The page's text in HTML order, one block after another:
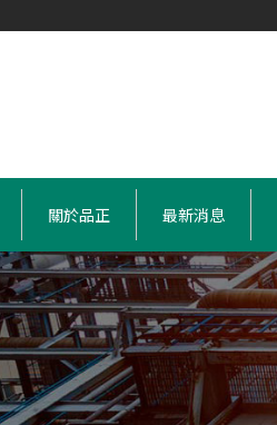
關於品正 最新消息